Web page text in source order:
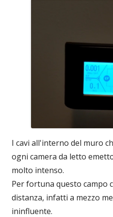
I cavi all'interno del muro
ogni camera da letto
molto intenso.
Per fortuna questo campo
distanza, infatti a mezzo
ininfluente.